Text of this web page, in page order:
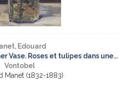
Edouard
Vase. Roses et tulipes dans une...
Vontobel
Manet (1832-1883)